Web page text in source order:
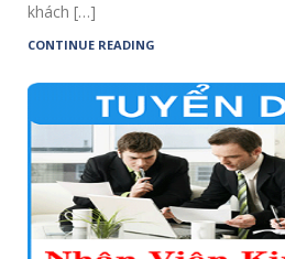
khách […]
CONTINUE READING